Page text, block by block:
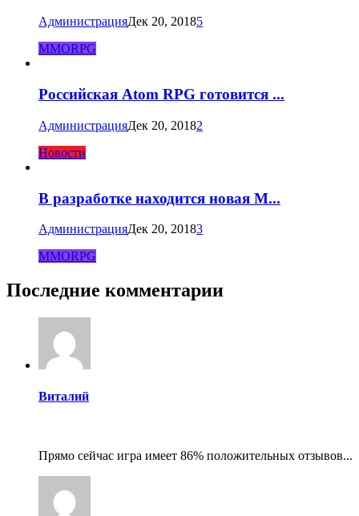
АдминистрацияДек 20, 20185
MMORPG
Российская Atom RPG готовится ...
АдминистрацияДек 20, 20182
Новости
В разработке находится новая M...
АдминистрацияДек 20, 20183
MMORPG
Последние комментарии
Виталий
Прямо сейчас игра имеет 86% положительных отзывов...